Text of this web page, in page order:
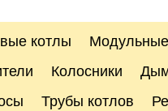
котлы
Колосники
Трубы котлов